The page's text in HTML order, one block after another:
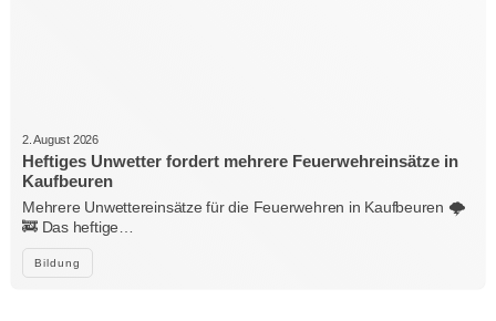
Bildung
2. August 2026
Heftiges Unwetter fordert mehrere Feuerwehreinsätze in
Kaufbeuren
Mehrere Unwettereinsätze für die Feuerwehren in Kaufbeuren 🌩️
🚒 Das heftige…